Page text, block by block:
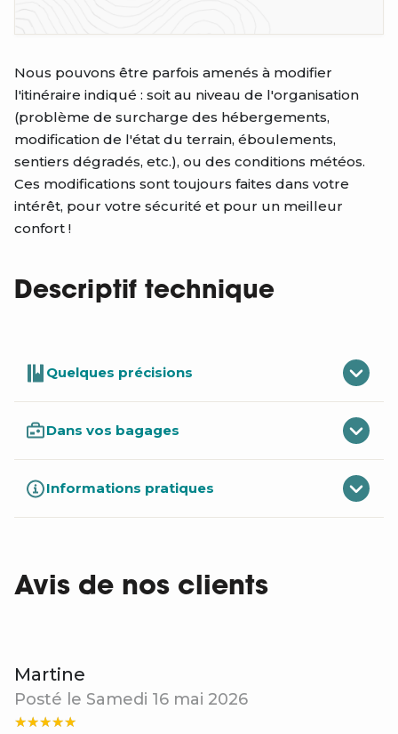
Nous pouvons être parfois amenés à modifier
l'itinéraire indiqué : soit au niveau de l'organisation
(problème de surcharge des hébergements,
modification de l'état du terrain, éboulements,
sentiers dégradés, etc.), ou des conditions météos.
Ces modifications sont toujours faites dans votre
intérêt, pour votre sécurité et pour un meilleur
confort !
Descriptif technique
Quelques précisions
Dans vos bagages
Informations pratiques
Avis de nos clients
Martine
Posté le Samedi 16 mai 2026